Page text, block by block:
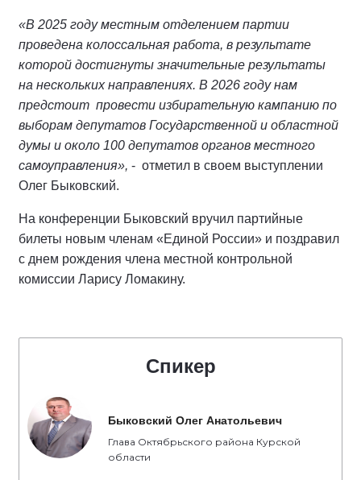
«В 2025 году местным отделением партии
проведена колоссальная работа, в результате
которой достигнуты значительные результаты
на нескольких направлениях. В 2026 году нам
предстоит провести избирательную кампанию по
выборам депутатов Государственной и областной
думы и около 100 депутатов органов местного
самоуправления», - отметил в своем выступлении
Олег Быковский.
На конференции Быковский вручил партийные
билеты новым членам «Единой России» и поздравил
с днем рождения члена местной контрольной
комиссии Ларису Ломакину.
Спикер
Быковский Олег Анатольевич
Глава Октябрьского района Курской
области